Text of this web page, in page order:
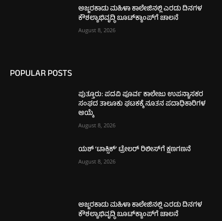
ಅಜ್ಜರಕಾಡು ಮಹಿಳಾ ಕಾಲೇಜಿನಲ್ಲಿ ಎರಡು ದಿನಗಳ
ಕೌಶಲ್ಯಾಭಿವೃದ್ಧಿ ಬೂಟ್‌ಕ್ಯಾಂಪ್‌ಗೆ ಚಾಲನೆ
August 8, 2026
POPULAR POSTS
ಪುತ್ತೂರು: ಪದವಿ ಪೂರ್ವ ಕಾಲೇಜು ಉಪನ್ಯಾಸಕರ
ಸಂಘದ ತಾಲೂಕು ಘಟಕಕ್ಕೆ ನೂತನ ಪದಾಧಿಕಾರಿಗಳ
ಆಯ್ಕೆ
August 8, 2026
ಯಶ್ ‘ಟಾಕ್ಸಿಕ್’ ಟ್ರೇಲರ್ ರಿಲೀಸ್‌ಗೆ ಕ್ಷಣಗಣನೆ
August 8, 2026
ಅಜ್ಜರಕಾಡು ಮಹಿಳಾ ಕಾಲೇಜಿನಲ್ಲಿ ಎರಡು ದಿನಗಳ
ಕೌಶಲ್ಯಾಭಿವೃದ್ಧಿ ಬೂಟ್‌ಕ್ಯಾಂಪ್‌ಗೆ ಚಾಲನೆ